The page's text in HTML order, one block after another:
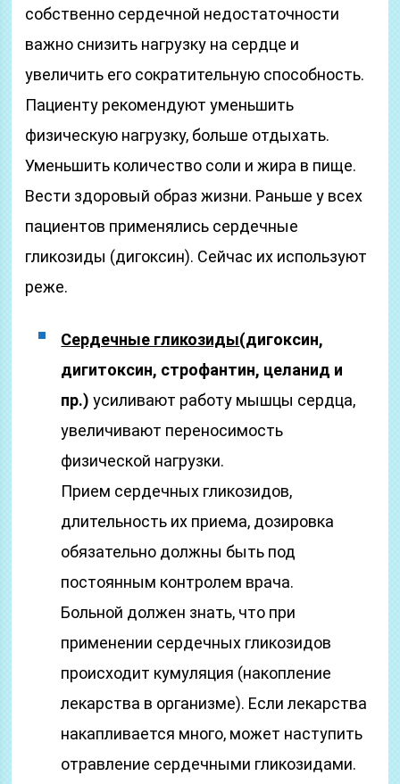
собственно сердечной недостаточности
важно снизить нагрузку на сердце и
увеличить его сократительную способность.
Пациенту рекомендуют уменьшить
физическую нагрузку, больше отдыхать.
Уменьшить количество соли и жира в пище.
Вести здоровый образ жизни. Раньше у всех
пациентов применялись сердечные
гликозиды (дигоксин). Сейчас их используют
реже.
Сердечные гликозиды(дигоксин,
дигитоксин, строфантин, целанид и
пр.) усиливают работу мышцы сердца,
увеличивают переносимость
физической нагрузки.
Прием сердечных гликозидов,
длительность их приема, дозировка
обязательно должны быть под
постоянным контролем врача.
Больной должен знать, что при
применении сердечных гликозидов
происходит кумуляция (накопление
лекарства в организме). Если лекарства
накапливается много, может наступить
отравление сердечными гликозидами.